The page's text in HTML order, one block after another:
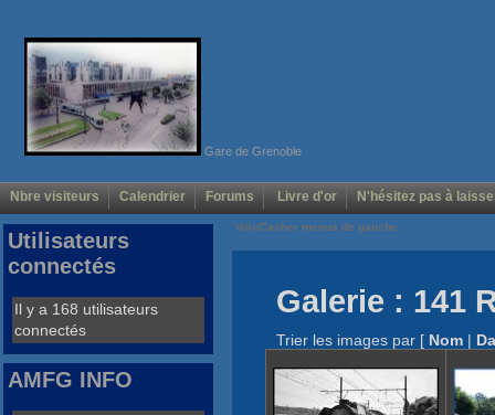
Gare de Grenoble
Nbre visiteurs Calendrier Forums Livre d'or N'hésitez pas à
Voir/Cacher menus de gauche
Galerie : 141
Trier les images par [ Nom |
Utilisateurs
connectés
Il y a 168 utilisateurs
connectés
AMFG INFO